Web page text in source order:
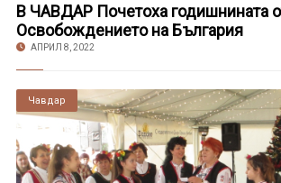
В ЧАВДАР Почетоха годишнината
Освобождението на България
АПРИЛ 8, 2022
Чавдар